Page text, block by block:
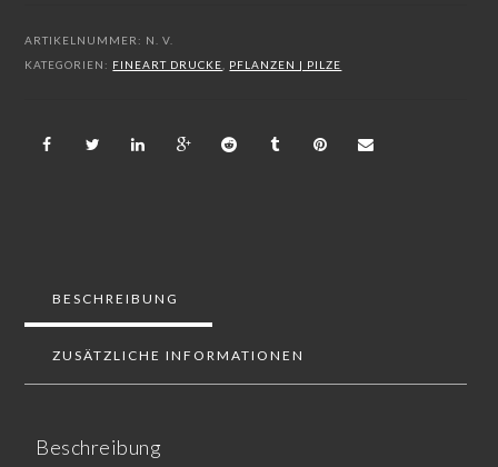
ARTIKELNUMMER: N. V.
KATEGORIEN: FINEART DRUCKE PFLANZEN | PILZE
BESCHREIBUNG
ZUSÄTZLICHE INFORMATIONEN
Beschreibung